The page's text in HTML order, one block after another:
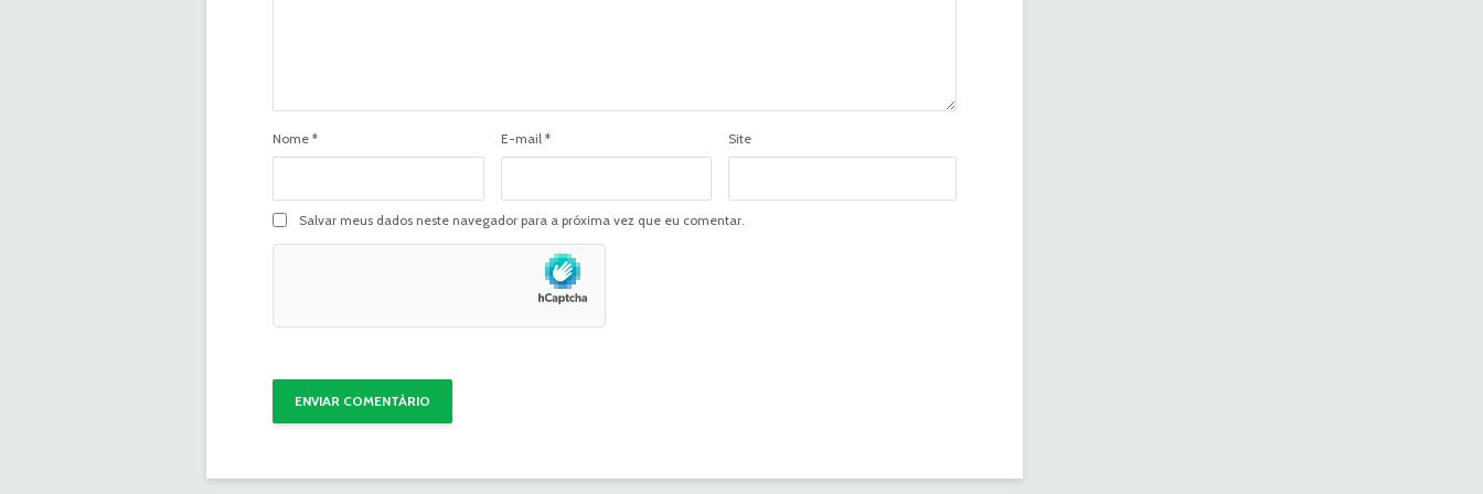
Nome * E-mail * Site
Salvar meus dados neste navegador para a próxima vez que eu comentar.